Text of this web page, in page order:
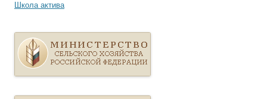
Школа актива